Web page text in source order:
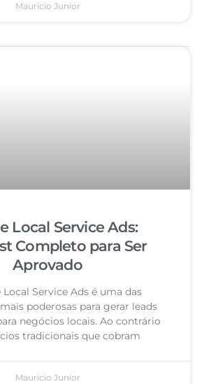
Mauricio Junior
Local Service Ads:
Completo para Ser
Aprovado
Service Ads é uma das
poderosas para gerar leads
negócios locais. Ao contrário
tradicionais que cobram
Mauricio Junior